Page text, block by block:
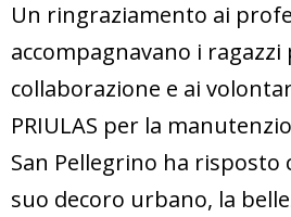
Un ringraziamento ai
accompagnavano i ragazzi
collaborazione e ai
PRIULAS per la
San Pellegrino ha risposto
suo decoro urbano, la